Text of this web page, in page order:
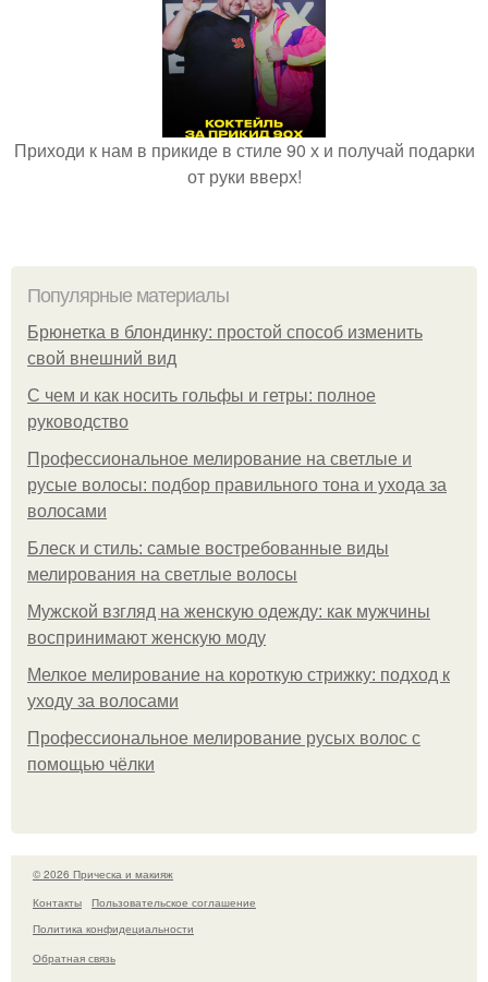
Приходи к нам в прикиде в стиле 90 х и получай подарки
от руки вверх!
Популярные материалы
Брюнетка в блондинку: простой способ изменить
свой внешний вид
С чем и как носить гольфы и гетры: полное
руководство
Профессиональное мелирование на светлые и
русые волосы: подбор правильного тона и ухода за
волосами
Блеск и стиль: самые востребованные виды
мелирования на светлые волосы
Мужской взгляд на женскую одежду: как мужчины
воспринимают женскую моду
Мелкое мелирование на короткую стрижку: подход к
уходу за волосами
Профессиональное мелирование русых волос с
помощью чёлки
© 2026 Прическа и макияж
Контакты
Пользовательское соглашение
Политика конфидециальности
Обратная связь